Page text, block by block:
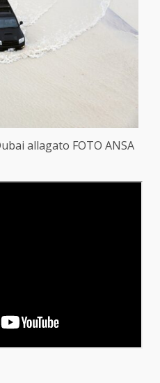
allagato FOTO ANSA